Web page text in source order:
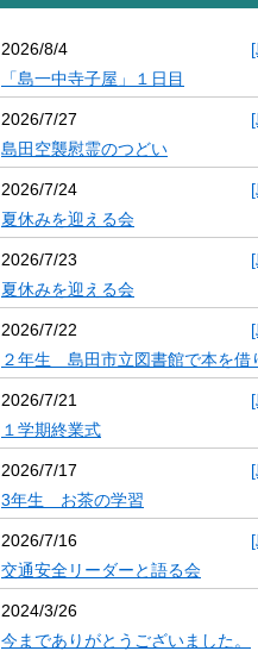
2026/8/4
「島一中寺子屋」１日目
2026/7/27
島田空襲慰霊のつどい
2026/7/24
夏休みを迎える会
2026/7/23
夏休みを迎える会
2026/7/22
２年生 島田市立図書館で本を借
2026/7/21
１学期終業式
2026/7/17
3年生 お茶の学習
2026/7/16
交通安全リーダーと語る会
2024/3/26
今までありがとうございました。